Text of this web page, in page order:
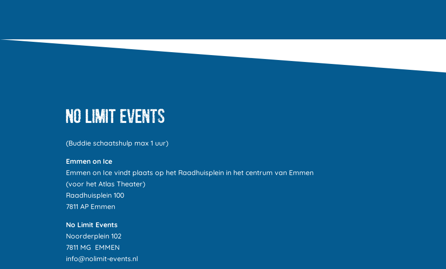
(Buddie schaatshulp max 1 uur)
Emmen on Ice
Emmen on Ice vindt plaats op het Raadhuisplein in het centrum van Emmen
(voor het Atlas Theater)
Raadhuisplein 100
7811 AP Emmen
No Limit Events
Noorderplein 102
7811 MG EMMEN
info@nolimit-events.nl